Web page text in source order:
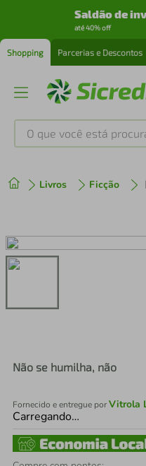
Saldão de
até 40% off
Shopping Parcerias e Descontos
O que você está
Livros Ficção
Não se humilha, não
Fornecido e entregue porVitrola
Carregando…
2º cafeteira